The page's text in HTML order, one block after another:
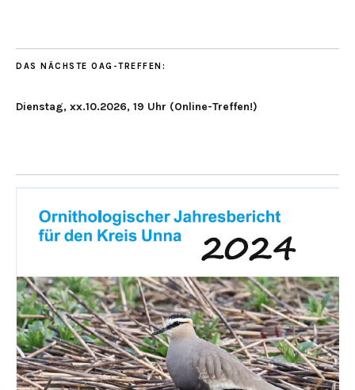
DAS NÄCHSTE OAG-TREFFEN:
Dienstag, xx.10.2026, 19 Uhr (Online-Treffen!)